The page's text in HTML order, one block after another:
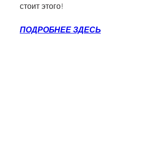
стоит этого!
ПОДРОБНЕЕ ЗДЕСЬ